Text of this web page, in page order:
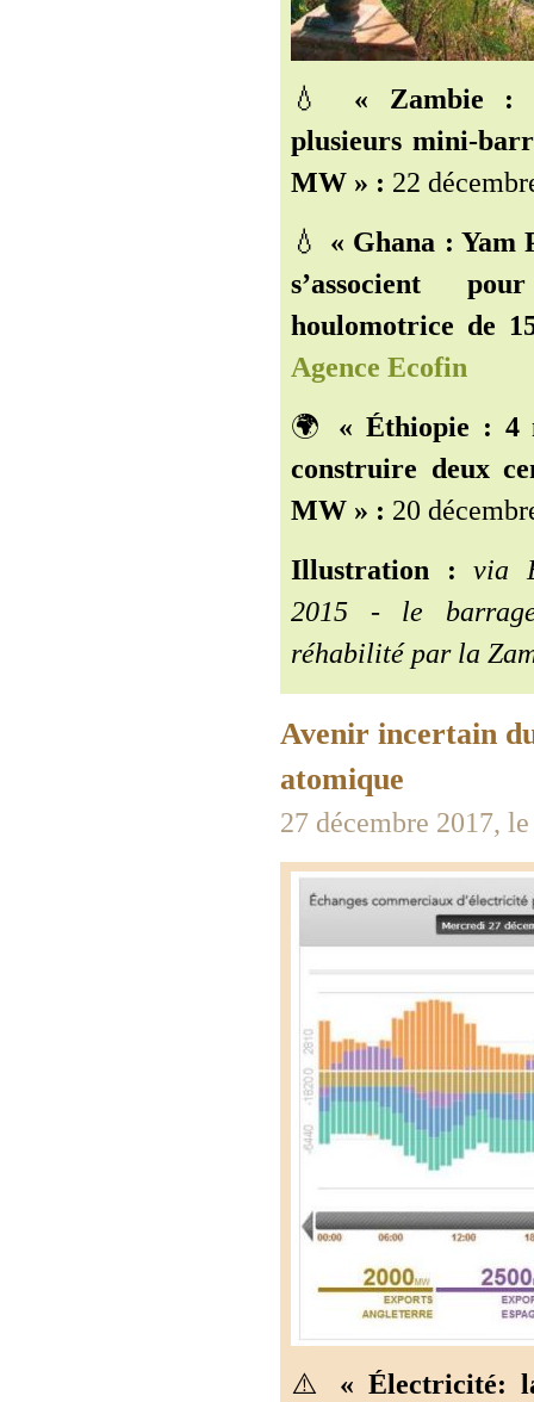
💧 « Zambie :
plusieurs mini-
MW » : 22
💧 « Ghana : Yam
s’associent
houlomotrice de
Agence Ecofin
🌍 « Éthiopie : 4
construire deux
MW » : 20
Illustration : via
2015 - le
réhabilité par la
Avenir incertain
atomique
27 décembre 2017,
⚠️ « Électricité: